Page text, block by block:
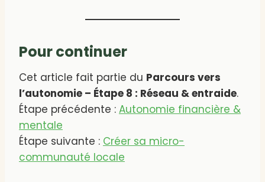
Pour continuer
Cet article fait partie du Parcours vers
l’autonomie – Étape 8 : Réseau & entraide.
Étape précédente : Autonomie financière &
mentale
Étape suivante : Créer sa micro-
communauté locale